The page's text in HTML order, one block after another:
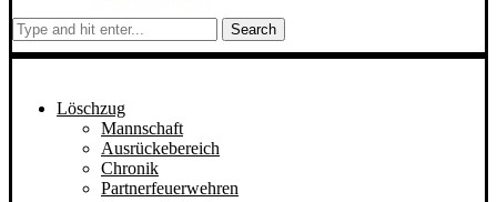
Search
Löschzug
Mannschaft
Ausrückebereich
Chronik
Partnerfeuerwehren